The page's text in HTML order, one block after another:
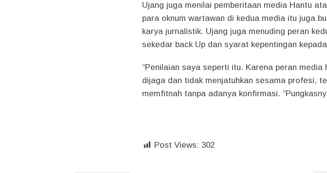
Ujang juga menilai pemberitaan media Hantu
para oknum wartawan di kedua media itu juga
karya jurnalistik. Ujang juga menuding peran
sekedar back Up dan syarat kepentingan
“Penilaian saya seperti itu. Karena peran media
dijaga dan tidak menjatuhkan sesama profesi,
memfitnah tanpa adanya konfirmasi.
Post Views: 302